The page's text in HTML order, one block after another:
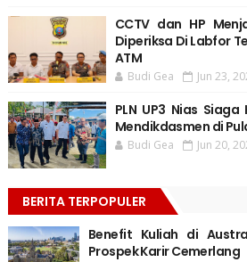
CCTV dan HP
Diperiksa Di Labfor
ATM
Budi Gea Jun 23,
PLN UP3 Nias
Mendikdasmen di
Budi Gea Jun 20,
BERITA TERPOPULER
Benefit Kuliah di
Prospek Karir Cemerlang